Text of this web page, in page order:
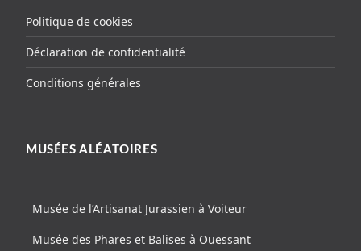
Politique de cookies
Déclaration de confidentialité
Conditions générales
MUSÉES ALÉATOIRES
Musée de l’Artisanat Jurassien à Voiteur
Musée des Phares et Balises à Ouessant